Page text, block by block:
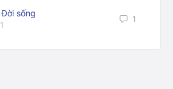
sống
1